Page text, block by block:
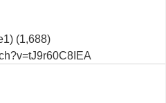
(1,688)